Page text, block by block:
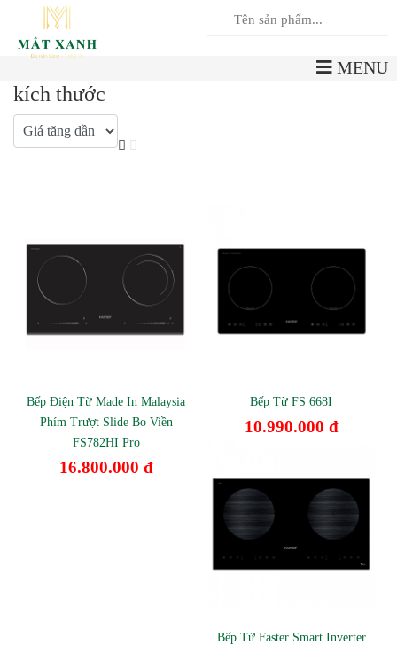
MENU
kích thước
Bếp Điện Từ Made In Malaysia
Phím Trượt Slide Bo Viền
FS782HI Pro
16.800.000 đ
Bếp Từ FS 668I
10.990.000 đ
Bếp Từ Faster Smart Inverter